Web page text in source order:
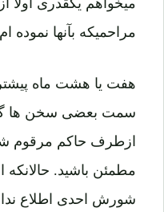
مراحمیکه بآنها نموده
هفت یا هشت ماه
سمت بعضی سخن ها
ازطرف حاکم مرقوم
مطمئن باشید.
شورش احدی اطلاع